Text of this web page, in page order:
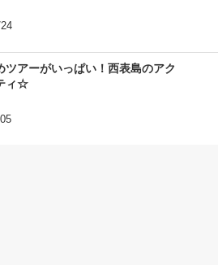
ツアーがいっぱい！西表島のアク
ィ☆